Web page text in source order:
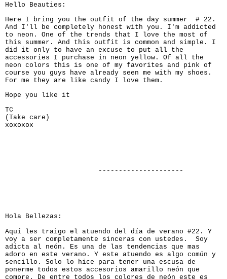
Hello Beauties:
Here I bring you the outfit of the day summer # 22.
And I'll be completely honest with you. I'm addicted
to neon. One of the trends that I love the most of
this summer. And this outfit is common and simple. I
did it only to have an excuse to put all the
accessories I purchase in neon yellow. Of all the
neon colors this is one of my favorites and pink of
course you guys have already seen me with my shoes.
For me they are like candy I love them.
Hope you like it
TC
(Take care)
xoxoxox
---------------------
Hola Bellezas:
Aquí les traigo el atuendo del día de verano #22. Y
voy a ser completamente sinceras con ustedes. Soy
adicta al neón. Es una de las tendencias que mas
adoro en este verano. Y este atuendo es algo común y
sencillo. Solo lo hice para tener una escusa de
ponerme todos estos accesorios amarillo neón que
compre. De entre todos los colores de neón este es